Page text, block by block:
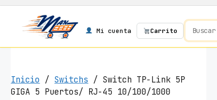
contenido
Mi cuenta Carrito
Inicio / Switchs / Switch TP-Link 5P
GIGA 5 Puertos/ RJ-45 10/100/1000